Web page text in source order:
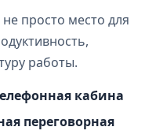
просто место для
работы.
кабина
переговорная